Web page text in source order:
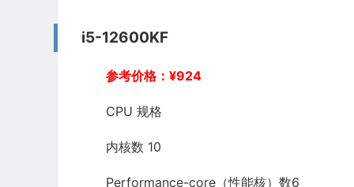
i5-12600KF
参考价格： ¥924
CPU 规格
内核数 10
Performance-core（性能核）数6